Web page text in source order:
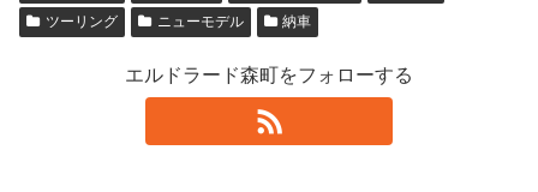
ツーリング
ニューモデル 納車
エルドラード森町をフォローする